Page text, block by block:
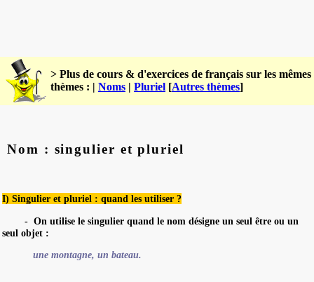
> Plus de cours & d'exercices de français sur les mêmes
thèmes : | Noms | Pluriel [Autres thèmes]
Nom : singulier et pluriel
I) Singulier et pluriel : quand les utiliser ?
- On utilise le singulier quand le nom désigne un seul être ou un
seul objet :
une montagne, un bateau.